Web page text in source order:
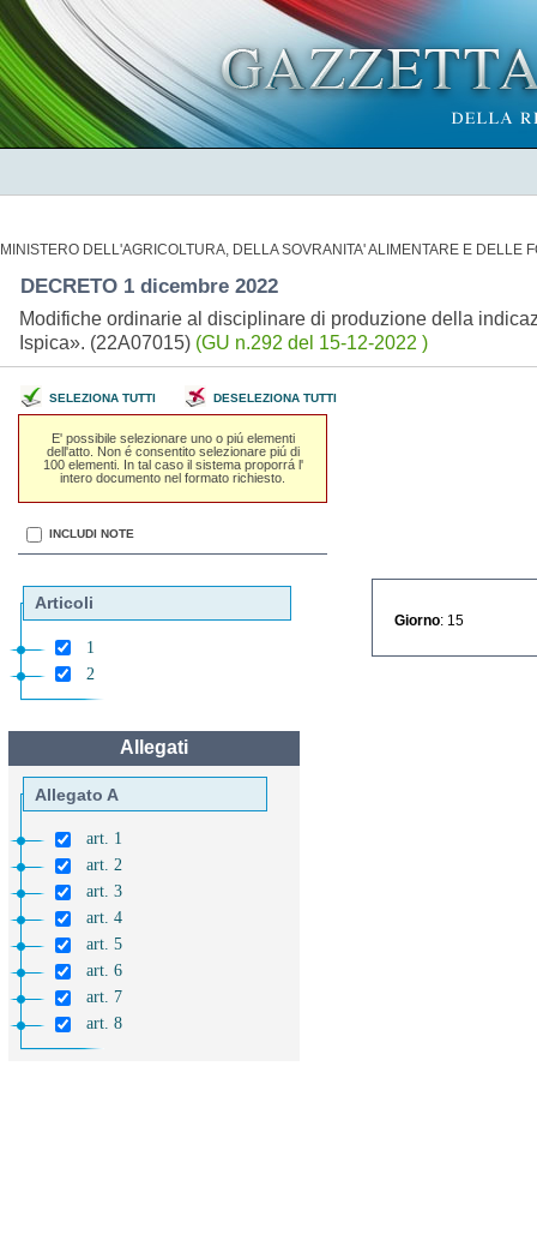
MINISTERO DELL'AGRICOLTURA, DELLA SOVRANITA' ALIMENTARE E DELLE
DECRETO 1 dicembre 2022
Modifiche ordinarie al disciplinare di produzione della
Ispica». (22A07015) (GU n.292 del 15-12-2022 )
SELEZIONA TUTTI DESELEZIONA TUTTI
E' possibile selezionare uno o piú elementi
dell'atto. Non é consentito selezionare piú di
100 elementi. In tal caso il sistema proporrá l'
intero documento nel formato richiesto.
INCLUDI NOTE
Articoli
1
2
Allegati
Allegato A
art. 1
art. 2
art. 3
art. 4
art. 5
art. 6
art. 7
art. 8
Giorno : 15